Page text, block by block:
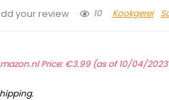
your review 10 Kookgerei
Price:€3.99(as of 10/04/2023
.